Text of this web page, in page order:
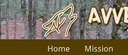
Home Mission